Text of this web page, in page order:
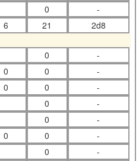
0
-
6 21
2d8
0
-
0 0
-
0 0
-
0
-
0
-
0 0
-
0
-